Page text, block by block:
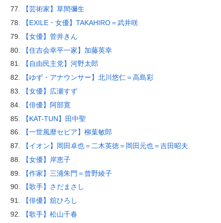
【芸術家】草間彌生
【EXILE・女優】TAKAHIRO＝武井咲
【女優】菅井きん
【住吉会幸平一家】加藤英幸
【自由民主党】河野太郎
【ゆず・アナウンサー】北川悠仁＝高島彩
【女優】広瀬すず
【俳優】阿部寛
【KAT-TUN】田中聖
【一世風靡セピア】柳葉敏郎
【イオン】岡田卓也＝二木英徳＝岡田元也＝吉田昭夫
【女優】岸恵子
【作家】三浦朱門＝曾野綾子
【歌手】さだまさし
【俳優】舘ひろし
【歌手】松山千春